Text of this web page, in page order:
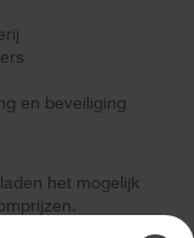
en beveiliging
het mogelijk